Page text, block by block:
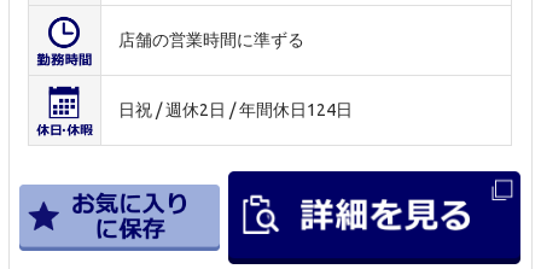
店舗の営業時間に準ずる
日祝 / 週休2日 / 年間休日124日